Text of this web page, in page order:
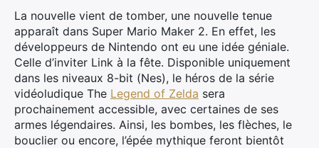
La nouvelle vient de tomber, une nouvelle tenue
apparaît dans Super Mario Maker 2. En effet, les
développeurs de Nintendo ont eu une idée géniale.
Celle d’inviter Link à la fête. Disponible uniquement
dans les niveaux 8-bit (Nes), le héros de la série
vidéoludique The Legend of Zelda sera
prochainement accessible, avec certaines de ses
armes légendaires. Ainsi, les bombes, les flèches, le
bouclier ou encore, l’épée mythique feront bientôt